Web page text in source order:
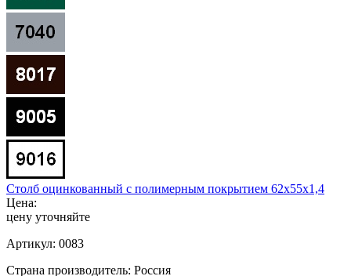
Столб оцинкованный с полимерным покрытием 62x55x1,4
Цена:
цену уточняйте
Артикул: 0083
Страна производитель: Россия